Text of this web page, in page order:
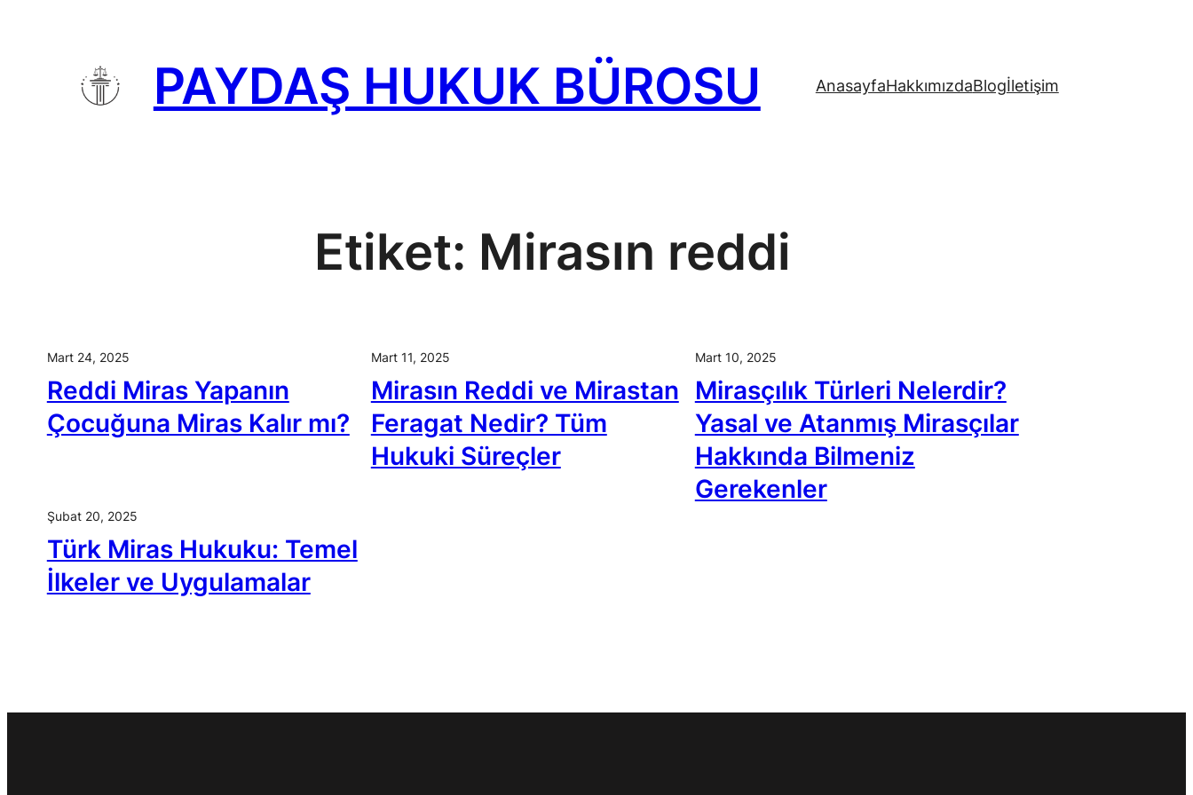
PAYDAŞ HUKUK BÜROSU AnasayfaHakkımızdaBlogİletişim
Etiket: Mirasın reddi
Mart 24, 2025
Reddi Miras Yapanın
Çocuğuna Miras Kalır mı?
Mart 11, 2025
Mirasın Reddi ve Mirastan
Feragat Nedir? Tüm
Hukuki Süreçler
Mart 10, 2025
Mirasçılık Türleri Nelerdir?
Yasal ve Atanmış Mirasçılar
Hakkında Bilmeniz
Gerekenler
Şubat 20, 2025
Türk Miras Hukuku: Temel
İlkeler ve Uygulamalar